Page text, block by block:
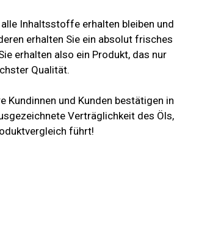
Inhaltsstoffe erhalten bleiben und
erhalten Sie ein absolut frisches
erhalten also ein Produkt, das nur
Qualität.
Kundinnen und Kunden bestätigen in
Verträglichkeit des Öls,
führt!